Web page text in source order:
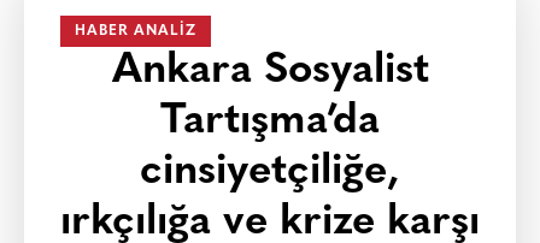
HABER ANALIZ
Ankara Sosyalist
Tartışma’da
cinsiyetçiliğe,
ırkçılığa ve krize karşı